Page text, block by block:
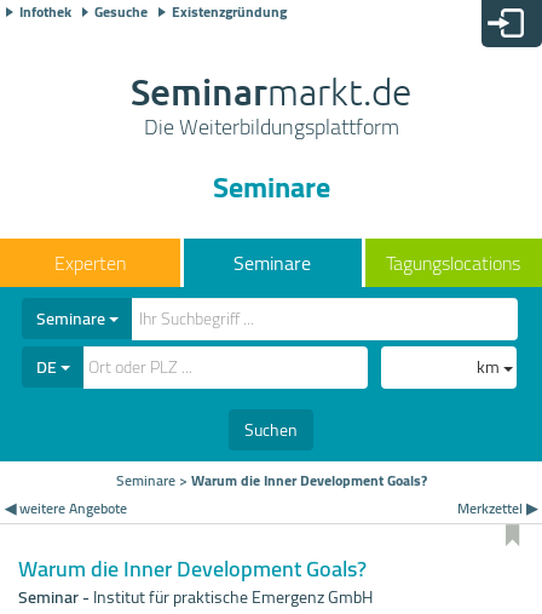
Infothek Gesuche Existenzgründung
Seminarmarkt.de
Die Weiterbildungsplattform
Seminare
Seminare Tagungslocations
Seminare
DE
km
Suchen
Seminare>Warum die Inner Development Goals?
◀ weitere Angebote
Merkzettel ▶
Warum die Inner Development Goals?
Seminar-Institut für praktische Emergenz GmbH